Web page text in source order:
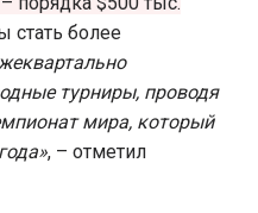
стать более
турниры, проводя
мира, который
, – отметил